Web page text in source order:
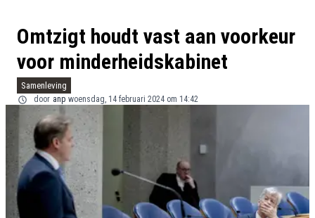
Omtzigt houdt vast aan voorkeur
voor minderheidskabinet
Samenleving
door anp woensdag, 14 februari 2024 om 14:42